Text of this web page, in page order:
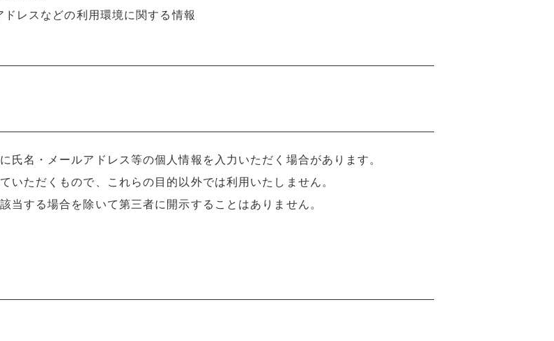
レスなどの利用環境に関する情報
氏名・メールアドレス等の個人情報を入力いただく場合があります。
ただくもので、これらの目的以外では利用いたしません。
当する場合を除いて第三者に開示することはありません。